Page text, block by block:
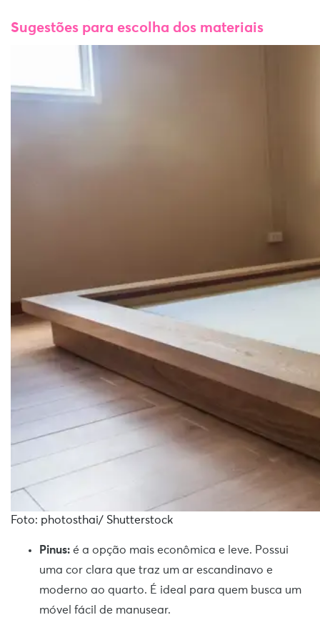
Sugestões para escolha dos materiais
Foto: photosthai/ Shutterstock
Pinus: é a opção mais econômica e leve. Possui
uma cor clara que traz um ar escandinavo e
moderno ao quarto. É ideal para quem busca um
móvel fácil de manusear.